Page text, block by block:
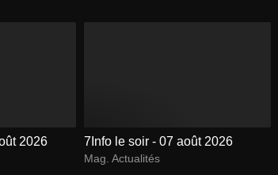
2026 7Info le soir - 07 août 2026
Mag. Actualités